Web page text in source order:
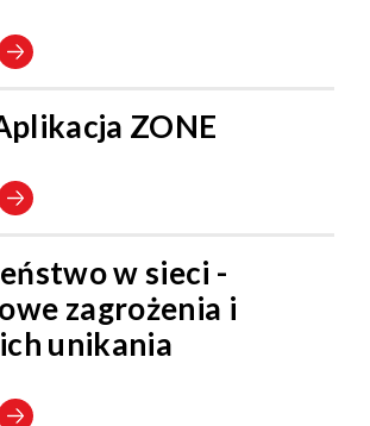
ZONE
w sieci -
zagrożenia i
unikania